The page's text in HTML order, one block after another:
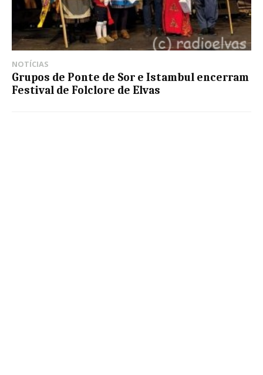
NOTÍCIAS
Grupos de Ponte de Sor e Istambul encerram
Festival de Folclore de Elvas